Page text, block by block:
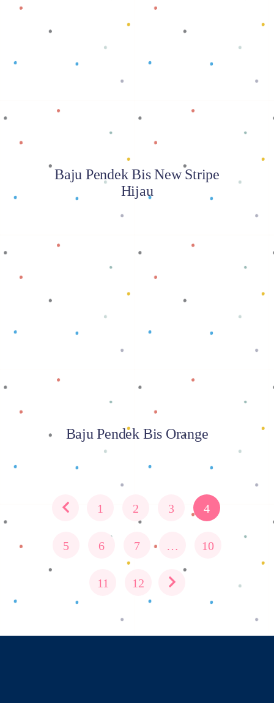
Baca selengkapnya
Baju Pendek Bis New Stripe
Hijau
Baca selengkapnya
Baju Pendek Bis Orange
1 2 3 4
5 6 7 … 10
11 12